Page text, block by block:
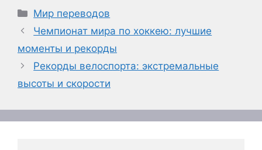
Рубрики
Мир переводов
Чемпионат мира по хоккею: лучшие
моменты и рекорды
Рекорды велоспорта: экстремальные
высоты и скорости